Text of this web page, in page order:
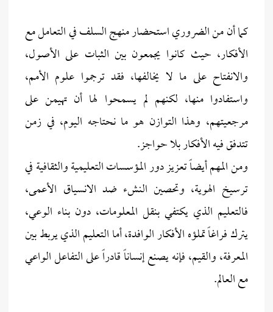
كما أن من الضروري استحضار منهج السلف في التعامل مع
الأفكار، حيث كانوا يجمعون بين الثبات على الأصول،
والانفتاح على ما لا يخالفها، فقد ترجموا علوم الأمم،
واستفادوا منها، لكنهم لم يسمحوا لها أن تهيمن على
مرجعيتهم، وهذا التوازن هو ما نحتاجه اليوم، في زمن
تتدفق فيه الأفكار بلا حواجز.
ومن المهم أيضاً تعزيز دور المؤسسات التعليمية والثقافية في
ترسيخ الهوية، وتحصين النشء ضد الانسياق الأعمى،
فالتعليم الذي يكتفي بنقل المعلومات، دون بناء الوعي،
يترك فراغاً تملؤه الأفكار الوافدة، أما التعليم الذي يربط بين
المعرفة، والقيم، فإنه يصنع إنساناً قادراً على التفاعل الواعي
مع العالم.